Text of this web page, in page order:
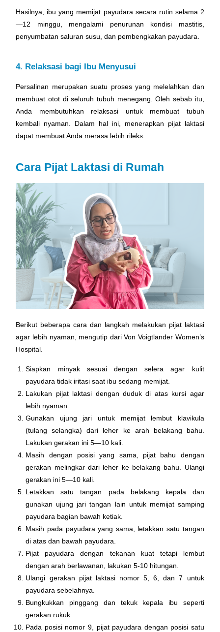
Hasilnya, ibu yang memijat payudara secara rutin selama 2
—12 minggu, mengalami penurunan kondisi mastitis,
penyumbatan saluran susu, dan pembengkakan payudara.
4. Relaksasi bagi Ibu Menyusui
Persalinan merupakan suatu proses yang melelahkan dan
membuat otot di seluruh tubuh menegang. Oleh sebab itu,
Anda membutuhkan relaksasi untuk membuat tubuh
kembali nyaman. Dalam hal ini, menerapkan pijat laktasi
dapat membuat Anda merasa lebih rileks.
Cara Pijat Laktasi di Rumah
Berikut beberapa cara dan langkah melakukan pijat laktasi
agar lebih nyaman, mengutip dari Von Voigtlander Women’s
Hospital.
Siapkan minyak sesuai dengan selera agar kulit
payudara tidak iritasi saat ibu sedang memijat.
Lakukan pijat laktasi dengan duduk di atas kursi agar
lebih nyaman.
Gunakan ujung jari untuk memijat lembut klavikula
(tulang selangka) dari leher ke arah belakang bahu.
Lakukan gerakan ini 5—10 kali.
Masih dengan posisi yang sama, pijat bahu dengan
gerakan melingkar dari leher ke belakang bahu. Ulangi
gerakan ini 5—10 kali.
Letakkan satu tangan pada belakang kepala dan
gunakan ujung jari tangan lain untuk memijat samping
payudara bagian bawah ketiak.
Masih pada payudara yang sama, letakkan satu tangan
di atas dan bawah payudara.
Pijat payudara dengan tekanan kuat tetapi lembut
dengan arah berlawanan, lakukan 5-10 hitungan.
Ulangi gerakan pijat laktasi nomor 5, 6, dan 7 untuk
payudara sebelahnya.
Bungkukkan pinggang dan tekuk kepala ibu seperti
gerakan rukuk.
Pada posisi nomor 9, pijat payudara dengan posisi satu